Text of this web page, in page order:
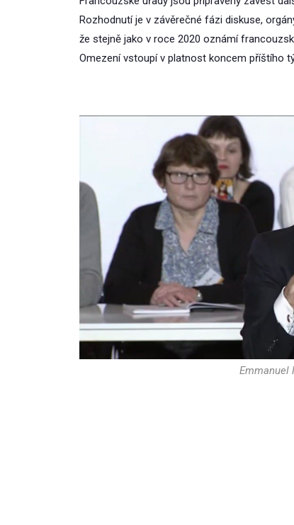
Rozhodnutí je v závěrečné fázi diskuse,
že stejně jako v roce 2020 oznámí
Omezení vstoupí v platnost koncem příštího
Emmanuel